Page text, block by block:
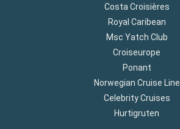
Costa Croisières
Royal Caribean
Msc Yatch Club
Croiseurope
Ponant
Norwegian Cruise Line
Celebrity Cruises
Hurtigruten